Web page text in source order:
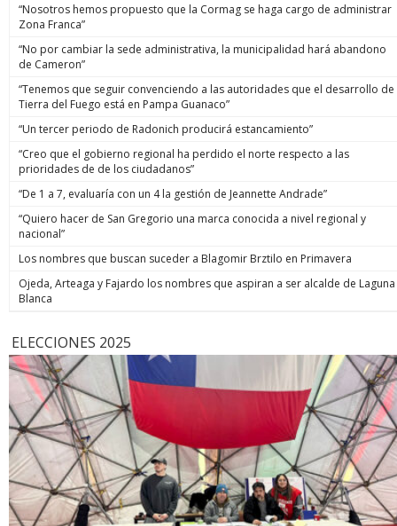
“Nosotros hemos propuesto que la Cormag se haga cargo de administrar
Zona Franca”
“No por cambiar la sede administrativa, la municipalidad hará abandono
de Cameron”
“Tenemos que seguir convenciendo a las autoridades que el desarrollo de
Tierra del Fuego está en Pampa Guanaco”
“Un tercer periodo de Radonich producirá estancamiento”
“Creo que el gobierno regional ha perdido el norte respecto a las
prioridades de de los ciudadanos”
“De 1 a 7, evaluaría con un 4 la gestión de Jeannette Andrade”
“Quiero hacer de San Gregorio una marca conocida a nivel regional y
nacional”
Los nombres que buscan suceder a Blagomir Brztilo en Primavera
Ojeda, Arteaga y Fajardo los nombres que aspiran a ser alcalde de Laguna
Blanca
ELECCIONES 2025